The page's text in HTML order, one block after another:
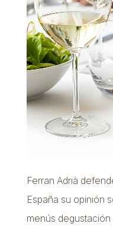
Ferran Adrià
España su opinión
menús